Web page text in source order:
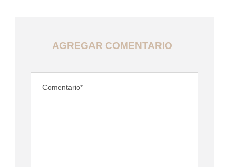
AGREGAR COMENTARIO